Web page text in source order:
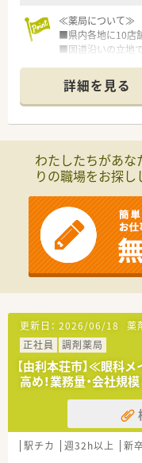
≪薬局について≫
■県内各地に10店
■国道沿いの立地
す。
■地域に根ざした
ニケーションで信
詳細を見る
わたしたちがあな
りの職場をお探し
更新日： 2026/06/18 薬
正社員
調剤薬局
【由利本荘市】≪眼科
高め！業務量・会社規
駅チカ 週32h以上 新